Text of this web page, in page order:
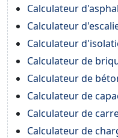
Calculateur
Calculateur
Calculateur
Calculateur de
Calculateur de
Calculateur de
Calculateur de
Calculateur de